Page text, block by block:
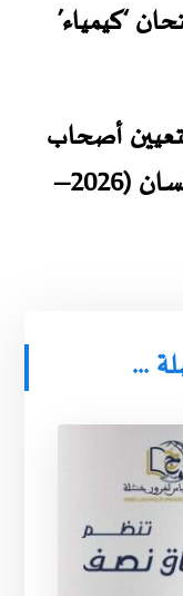
‘كيمياء’
أصحاب
الولايات بمجلس حقوق الإنسان (2026–
...